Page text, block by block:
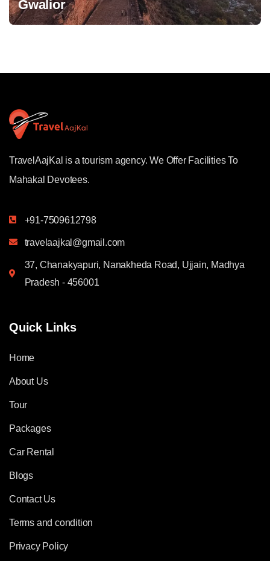
Gwalior
TravelAajKal is a tourism agency. We Offer Facilities To
Mahakal Devotees.
+91-7509612798
travelaajkal@gmail.com
37, Chanakyapuri, Nanakheda Road, Ujjain, Madhya
Pradesh - 456001
Quick Links
Home
About Us
Tour
Packages
Car Rental
Blogs
Contact Us
Terms and condition
Privacy Policy